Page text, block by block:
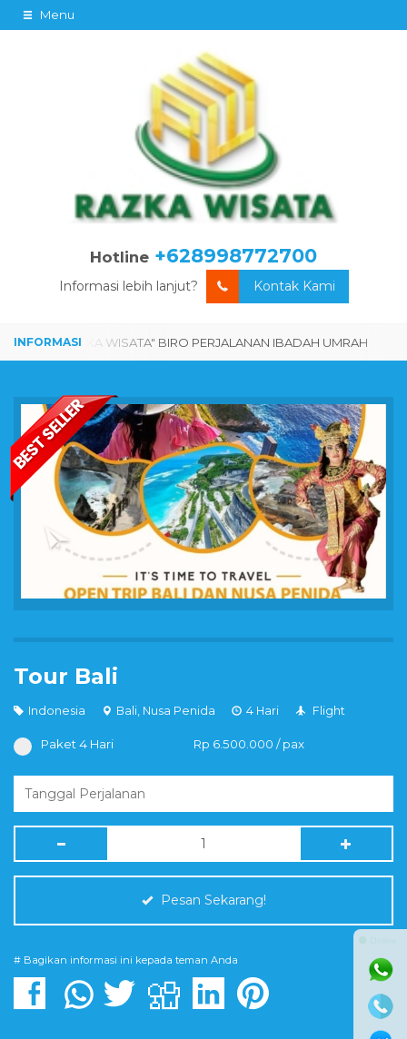
Menu
Hotline +628998772700
Informasi lebih lanjut? Kontak Kami
"RAZKA WISATA" BIRO PERJALANAN IBADAH UMRAH
Tour Bali
Indonesia Bali, Nusa Penida 4 Hari Flight
Paket 4 Hari Rp 6.500.000 / pax
Pesan Sekarang!
# Bagikan informasi ini kepada teman Anda